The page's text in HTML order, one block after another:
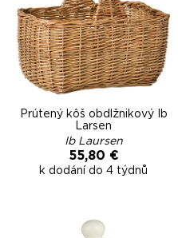
Prútený kôš obdĺžnikový Ib
Larsen
Ib Laursen
55,80 €
k dodání do 4 týdnů